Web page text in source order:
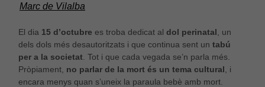
Marc de Vilalba
El dia 15 d’octubre es troba dedicat al dol perinatal , un
dels dols més desautoritzats i que continua sent un tabú
per a la societat. Tot i que cada vegada se’n parla més.
Pròpiament, no parlar de la mort és un tema cultural , i
encara menys quan s’uneix la paraula bebè amb mort.